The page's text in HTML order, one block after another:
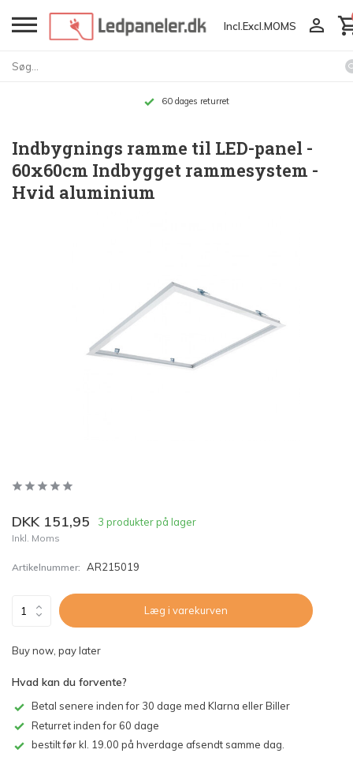
Incl. Excl. MOMS
Op til 10 års garanti
Indbygnings ramme til LED-panel -
60x60cm Indbygget rammesystem -
Hvid aluminium
DKK 151,95 3 produkter på lager
Inkl. Moms
Artikelnummer: AR215019
Læg i varekurven
Buy now, pay later
Hvad kan du forvente?
Betal senere inden for 30 dage med Klarna eller Biller
Returret inden for 60 dage
bestilt før kl. 19.00 på hverdage afsendt samme dag.